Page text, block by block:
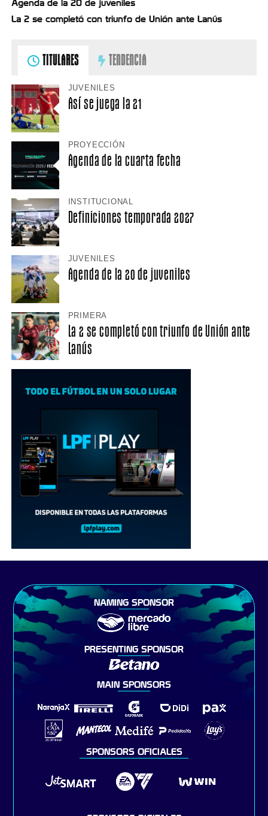
Agenda de la 20 de juveniles
La 2 se completó con triunfo de Unión ante Lanús
TITULARES TENDENCIA
JUVENILES
Así se juega la 21
PROYECCIÓN
Agenda de la cuarta fecha
INSTITUCIONAL
Definiciones temporada 2027
JUVENILES
Agenda de la 20 de juveniles
PRIMERA
La 2 se completó con triunfo de Unión ante
Lanús
NAMING SPONSOR
PRESENTING SPONSOR
MAIN SPONSORS
SPONSORS OFICIALES